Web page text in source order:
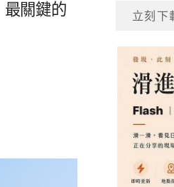
最關鍵的
立刻